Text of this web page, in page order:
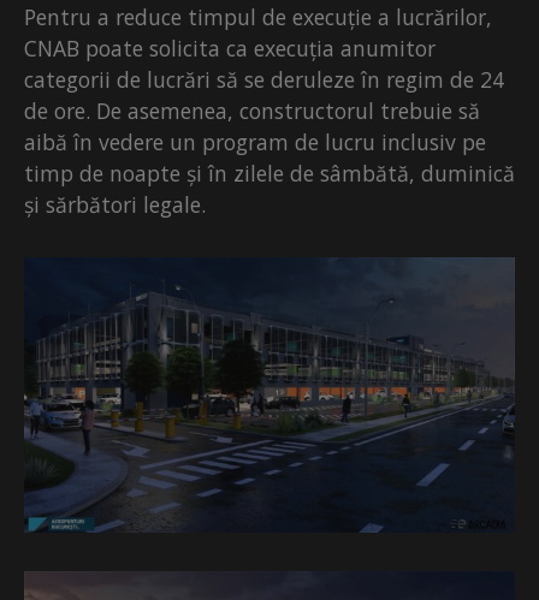
Pentru a reduce timpul de execuție a lucrărilor,
CNAB poate solicita ca execuția anumitor
categorii de lucrări să se deruleze în regim de 24
de ore. De asemenea, constructorul trebuie să
aibă în vedere un program de lucru inclusiv pe
timp de noapte și în zilele de sâmbătă, duminică
și sărbători legale.